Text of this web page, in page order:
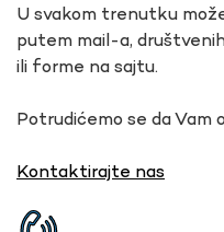
U svakom trenutku
putem mail-a,
ili forme na sajtu.
Potrudićemo se da Vam
Kontaktirajte nas